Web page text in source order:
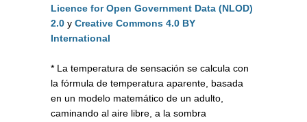
Licence for Open Government Data (NLOD)
2.0 y Creative Commons 4.0 BY
International
* La temperatura de sensación se calcula con
la fórmula de temperatura aparente, basada
en un modelo matemático de un adulto,
caminando al aire libre, a la sombra